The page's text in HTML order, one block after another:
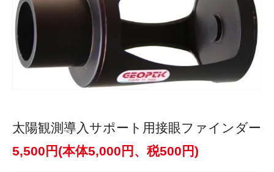
太陽観測導入サポート用接眼ファインダー
5,500円(本体5,000円、税500円)